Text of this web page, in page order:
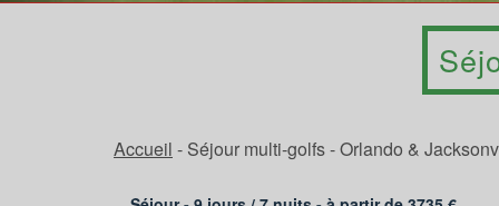
Accueil - Séjour multi-golfs - Orlando &